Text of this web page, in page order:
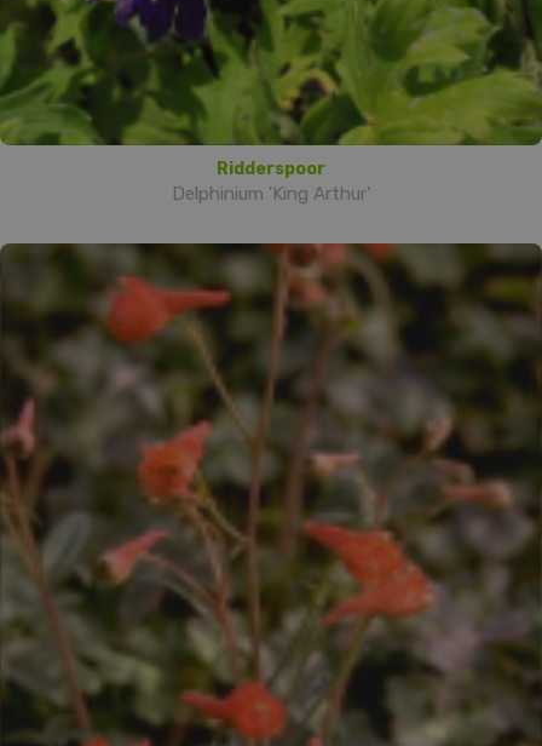
Ridderspoor
Delphinium 'King Arthur'